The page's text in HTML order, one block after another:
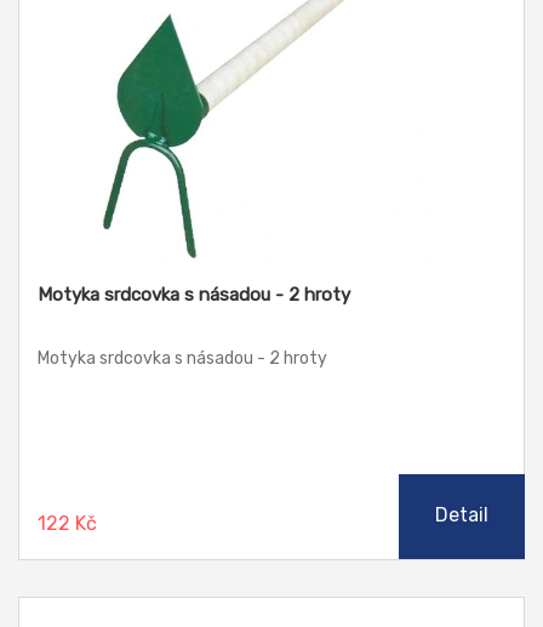
Motyka srdcovka s násadou - 2 hroty
Motyka srdcovka s násadou - 2 hroty
122 Kč Detail